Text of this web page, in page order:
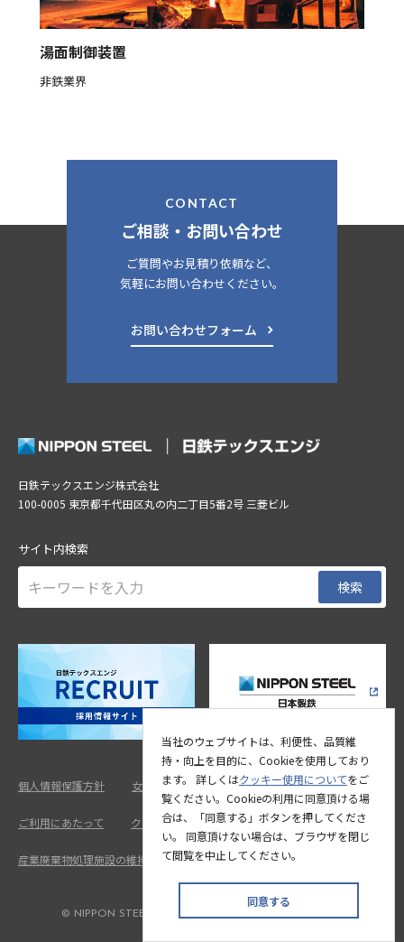
個人情報保護方針
湯面制御装置
非鉄業界
ご相談・お問い合わせ
ご質問やお見積り依頼など、
気軽にお問い合わせください。
お問い合わせフォーム
日鉄テックスエンジ株式会社
100-0005 東京都千代田区丸の内二丁目5番2号 三菱ビル
サイト内検索
検索
個人情報保護方針 女性活躍推進法に基づく情報公表
ご利用にあたって クッキー使用について
産業廃棄物処理施設の維持管理計画・維持管理情報
© NIPPON STEEL TEXENG.CO.,LTD.All Rights Reserved.
当社のウェブサイトは、利便性、品質維
持・向上を目的に、Cookieを使用しており
ます。 詳しくはクッキー使用についてをご
覧ください。Cookieの利用に同意頂ける場
合は、「同意する」ボタンを押してくださ
い。 同意頂けない場合は、ブラウザを閉じ
て閲覧を中止してください。
同意する